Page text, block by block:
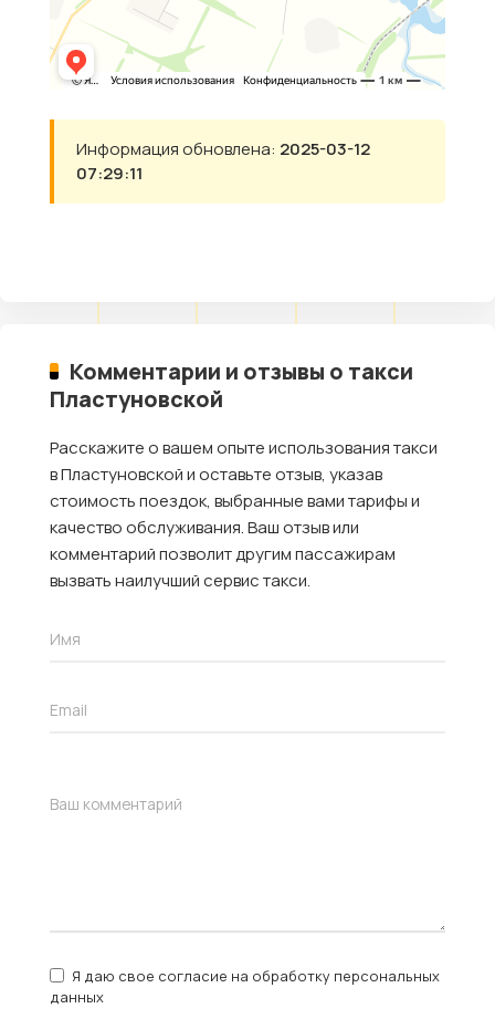
Информация обновлена: 2025-03-12
07:29:11
Комментарии и отзывы о такси
Пластуновской
Расскажите о вашем опыте использования такси
в Пластуновской и оставьте отзыв, указав
стоимость поездок, выбранные вами тарифы и
качество обслуживания. Ваш отзыв или
комментарий позволит другим пассажирам
вызвать наилучший сервис такси.
Я даю свое согласие на обработку персональных
данных